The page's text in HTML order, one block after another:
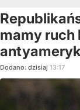
mamy ruch
Dodano: dzisiaj 13:17